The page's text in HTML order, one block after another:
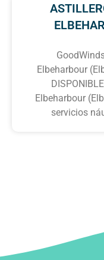
Elbeharbour
Elbeharbour
servicios